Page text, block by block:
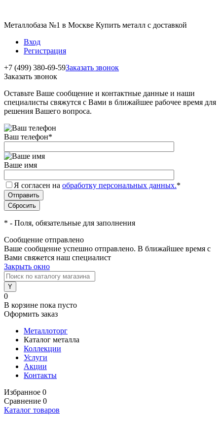
Металлобаза №1 в Москве Купить металл с доставкой
Вход
Регистрация
+7 (499) 380-69-59Заказать звонок
Заказать звонок
Оставьте Ваше сообщение и контактные данные и наши
специалисты свяжутся с Вами в ближайшее рабочее время для
решения Вашего вопроса.
Ваш телефон*
Ваше имя
Я согласен на обработку персональных данных.*
* - Поля, обязательные для заполнения
Сообщение отправлено
Ваше сообщение успешно отправлено. В ближайшее время с
Вами свяжется наш специалист
Закрыть окно
0
В корзине пока пусто
Оформить заказ
Металлоторг
Каталог металла
Коллекции
Услуги
Акции
Контакты
Избранное 0
Сравнение 0
Каталог товаров